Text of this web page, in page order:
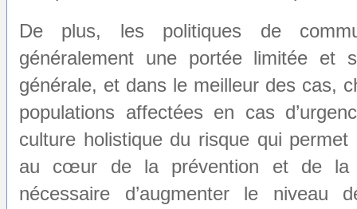
De plus, les politiques de
généralement une portée limitée et
générale, et dans le meilleur des cas,
populations affectées en cas
culture holistique du risque qui
au cœur de la prévention et de la
nécessaire d’augmenter le niveau